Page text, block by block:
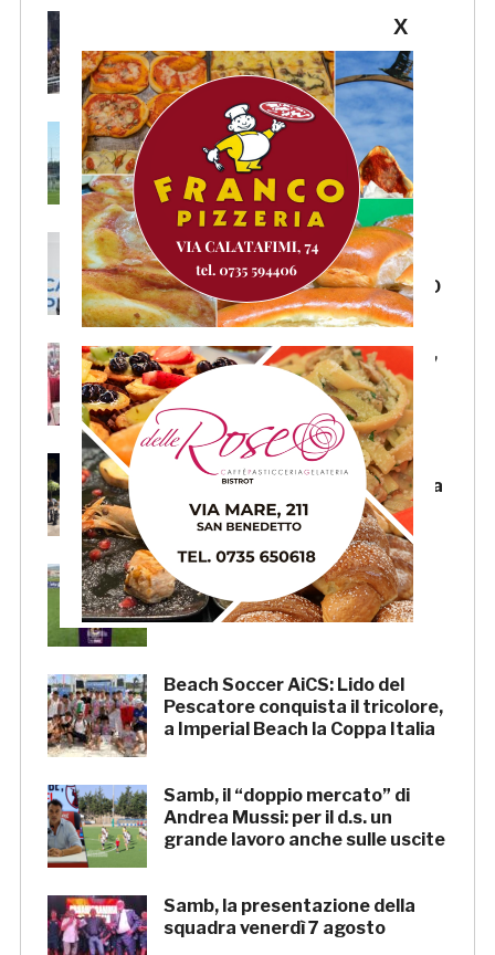
Pescara-Samb, l’Osservatorio
possibile divieto
Samb, ripresi gli allenamenti:
doppia seduta al Ciarrocchi. A
parte Tunjov
La Samb smentisce notizie e
ricostruzioni riguardanti la
cessione del club. COMUNICATO
FOCUS – Giusto criticare Massi,
ma anche riconoscerne i meriti
Scacchi in piazza: giovedì 6
agosto appuntamento in piazza
Salvo D’Acquisto
La Serie C su Rai 2: alcune
partite di Lega Pro saranno
trasmesse in diretta
Beach Soccer AiCS: Lido del
Pescatore conquista il tricolore,
a Imperial Beach la Coppa Italia
Samb, il “doppio mercato” di
Andrea Mussi: per il d.s. un
grande lavoro anche sulle uscite
Samb, la presentazione della
squadra venerdì 7 agosto
X